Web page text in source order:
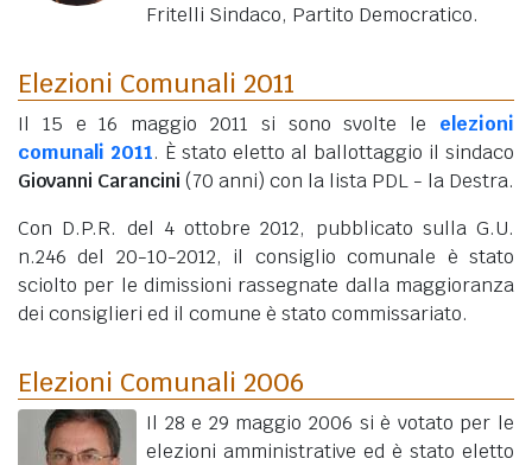
Fritelli Sindaco, Partito Democratico.
Elezioni Comunali 2011
Il 15 e 16 maggio 2011 si sono svolte le elezioni
comunali 2011. È stato eletto al ballottaggio il sindaco
Giovanni Carancini (70 anni) con la lista PDL - la Destra.
Con D.P.R. del 4 ottobre 2012, pubblicato sulla G.U.
n.246 del 20-10-2012, il consiglio comunale è stato
sciolto per le dimissioni rassegnate dalla maggioranza
dei consiglieri ed il comune è stato commissariato.
Elezioni Comunali 2006
Il 28 e 29 maggio 2006 si è votato per le
elezioni amministrative ed è stato eletto